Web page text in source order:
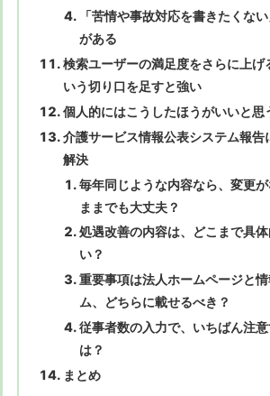
「苦情や事故対応を書きたくな
がある
検索ユーザーの満足度をさらに上げ
いう切り口を足すと強い
個人的にはこうしたほうがいいと思
介護サービス情報公表システム報告
解決
毎年同じような内容なら、変更
ままでも大丈夫？
処遇改善の内容は、どこまで具
い？
重要事項は法人ホームページと
ム、どちらに載せるべき？
従事者数の入力で、いちばん注
は？
まとめ